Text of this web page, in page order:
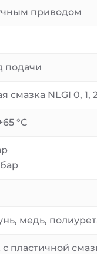
приводом
подачи
смазка NLGI 0, 1,
°C
медь,
пластичной